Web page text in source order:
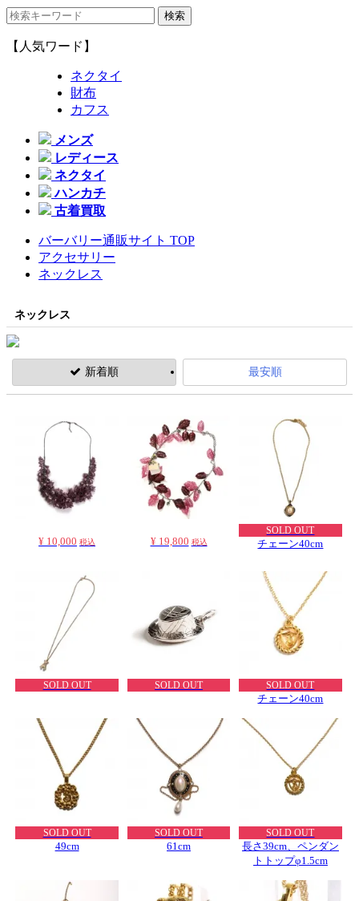
【人気ワード】
ネクタイ
財布
カフス
メンズ
レディース
ネクタイ
ハンカチ
古着買取
バーバリー通販サイト TOP
アクセサリー
ネックレス
ネックレス
新着順 最安順
¥ 10,000 税込 ¥ 19,800 税込
SOLD OUT
チェーン40cm
SOLD OUT SOLD OUT SOLD OUT
チェーン40cm
SOLD OUT
49cm
SOLD OUT
61cm
SOLD OUT
長さ39cm、ペンダン
トトップφ1.5cm